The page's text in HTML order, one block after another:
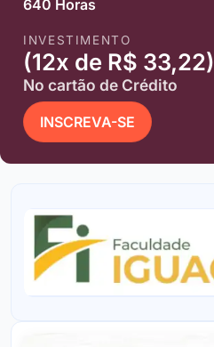
640 Horas
INVESTIMENTO
(12x de R$ 33,22)
No cartão de Crédito
INSCREVA-SE